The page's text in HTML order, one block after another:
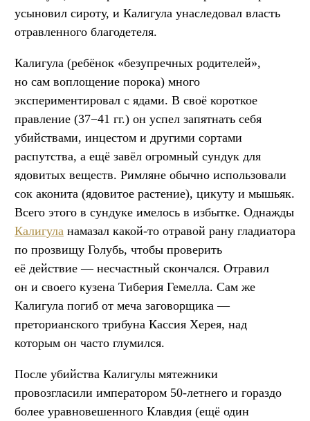
усыновил сироту, и Калигула унаследовал власть
отравленного благодетеля.
Калигула (ребёнок «безупречных родителей»,
но сам воплощение порока) много
экспериментировал с ядами. В своё короткое
правление (37−41 гг.) он успел запятнать себя
убийствами, инцестом и другими сортами
распутства, а ещё завёл огромный сундук для
ядовитых веществ. Римляне обычно использовали
сок аконита (ядовитое растение), цикуту и мышьяк.
Всего этого в сундуке имелось в избытке. Однажды
Калигула намазал какой-то отравой рану гладиатора
по прозвищу Голубь, чтобы проверить
её действие — несчастный скончался. Отравил
он и своего кузена Тиберия Гемелла. Сам же
Калигула погиб от меча заговорщика —
преторианского трибуна Кассия Херея, над
которым он часто глумился.
После убийства Калигулы мятежники
провозгласили императором 50-летнего и гораздо
более уравновешенного Клавдия (ещё один